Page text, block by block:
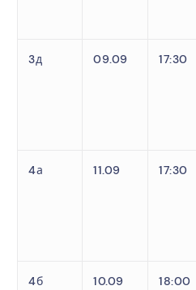
3д 09.09 17:30
4а 11.09 17:30
4б 10.09 18:00